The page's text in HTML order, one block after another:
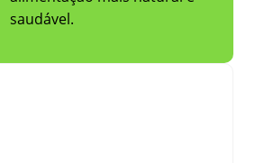
saudável.